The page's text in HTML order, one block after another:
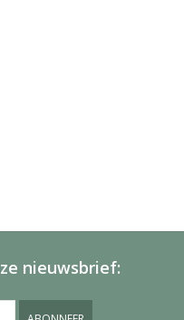
nieuwsbrief: